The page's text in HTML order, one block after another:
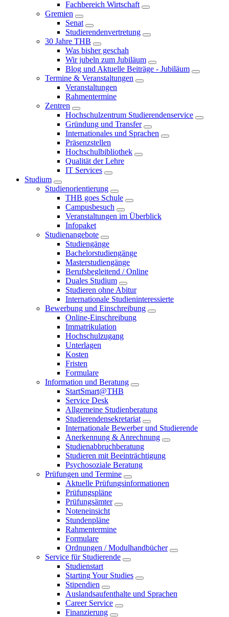
Fachbereich Wirtschaft
Gremien
Senat
Studierendenvertretung
30 Jahre THB
Was bisher geschah
Wir jubeln zum Jubiläum
Blog und Aktuelle Beiträge - Jubiläum
Termine & Veranstaltungen
Veranstaltungen
Rahmentermine
Zentren
Hochschulzentrum Studierendenservice
Gründung und Transfer
Internationales und Sprachen
Präsenzstellen
Hochschulbibliothek
Qualität der Lehre
IT Services
Studium
Studienorientierung
THB goes Schule
Campusbesuch
Veranstaltungen im Überblick
Infopaket
Studienangebote
Studiengänge
Bachelorstudiengänge
Masterstudiengänge
Berufsbegleitend / Online
Duales Studium
Studieren ohne Abitur
Internationale Studieninteressierte
Bewerbung und Einschreibung
Online-Einschreibung
Immatrikulation
Hochschulzugang
Unterlagen
Kosten
Fristen
Formulare
Information und Beratung
StartSmart@THB
Service Desk
Allgemeine Studienberatung
Studierendensekretariat
Internationale Bewerber und Studierende
Anerkennung & Anrechnung
Studienabbruchberatung
Studieren mit Beeinträchtigung
Psychosoziale Beratung
Prüfungen und Termine
Aktuelle Prüfungsinformationen
Prüfungspläne
Prüfungsämter
Noteneinsicht
Stundenpläne
Rahmentermine
Formulare
Ordnungen / Modulhandbücher
Service für Studierende
Studienstart
Starting Your Studies
Stipendien
Auslandsaufenthalte und Sprachen
Career Service
Finanzierung